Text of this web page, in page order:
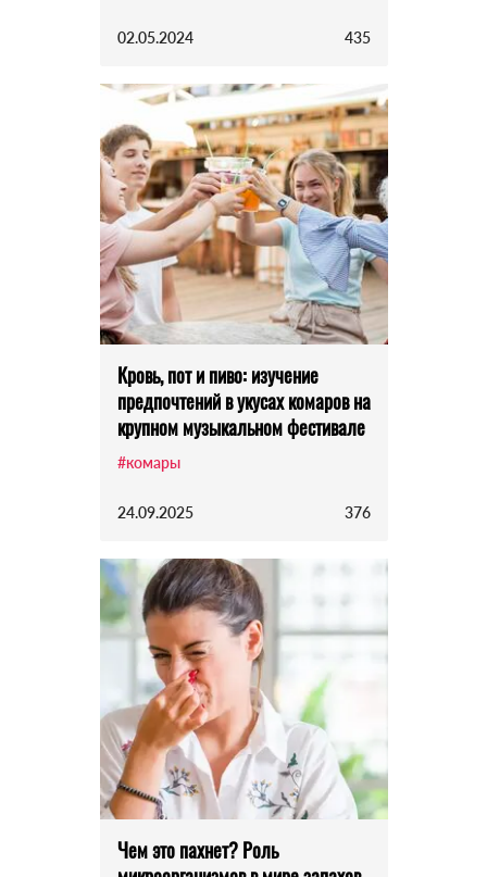
02.05.2024 435
Кровь, пот и пиво: изучение
предпочтений в укусах комаров на
крупном музыкальном фестивале
#комары
24.09.2025 376
Чем это пахнет? Роль